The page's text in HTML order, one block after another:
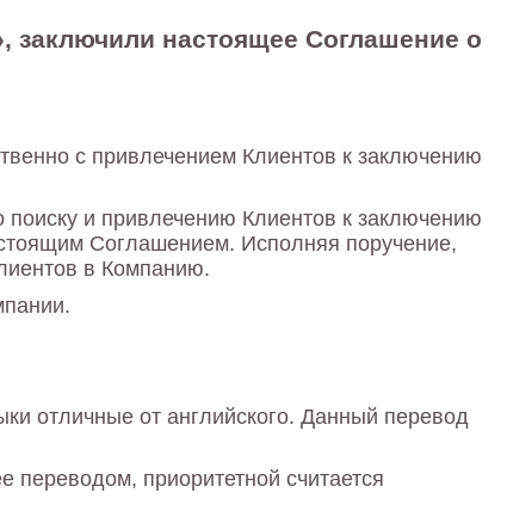
заключили настоящее Соглашение о
с привлечением Клиентов к заключению
и привлечению Клиентов к заключению
Соглашением. Исполняя поручение,
в Компанию.
отличные от английского. Данный перевод
приоритетной считается